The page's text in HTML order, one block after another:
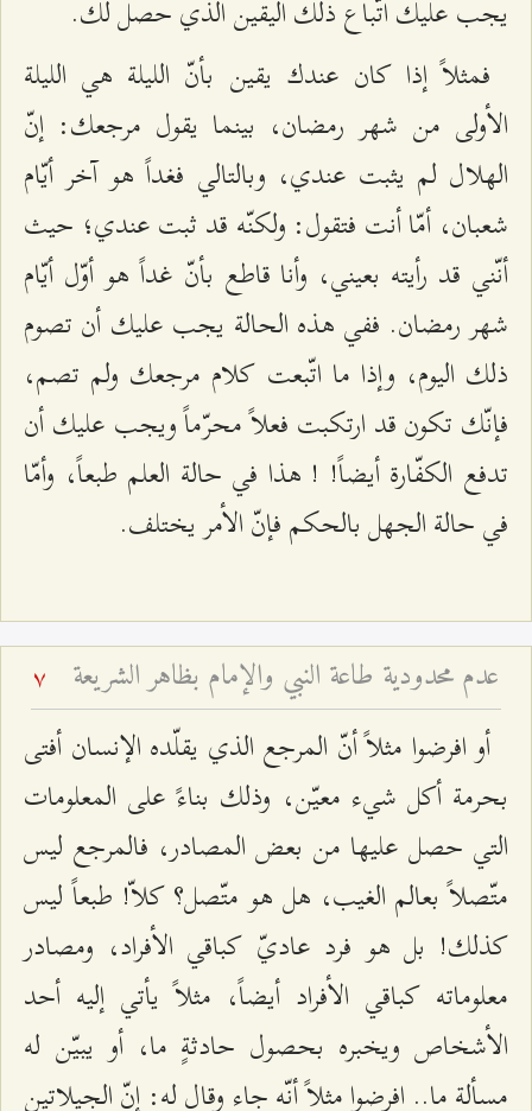
يجب عليك اتّباع ذلك اليقين الذي حصل لك.
فمثلاً إذا كان عندك يقين بأنّ الليلة هي الليلة
الأولى من شهر رمضان، بينما يقول مرجعك: إنّ
الهلال لم يثبت عندي، وبالتالي فغداً هو آخر أيّام
شعبان، أمّا أنت فتقول: ولكنّه قد ثبت عندي؛ حيث
أنّني قد رأيته بعيني، وأنا قاطع بأنّ غداً هو أوّل أيّام
شهر رمضان. ففي هذه الحالة يجب عليك أن تصوم
ذلك اليوم، وإذا ما اتّبعت كلام مرجعك ولم تصم،
فإنّك تكون قد ارتكبت فعلاً محرّماً ويجب عليك أن
تدفع الكفّارة أيضاً! ! هذا في حالة العلم طبعاً، وأمّا
في حالة الجهل بالحكم فإنّ الأمر يختلف.
عدم محدودية طاعة النبي والإمام بظاهر الشريعة 7
أو افرضوا مثلاً أنّ المرجع الذي يقلّده الإنسان أفتى
بحرمة أكل شيء معيّن، وذلك بناءً على المعلومات
التي حصل عليها من بعض المصادر، فالمرجع ليس
متّصلاً بعالم الغيب، هل هو متّصل؟ كلاّ! طبعاً ليس
كذلك! بل هو فرد عاديّ كباقي الأفراد، ومصادر
معلوماته كباقي الأفراد أيضاً، مثلاً يأتي إليه أحد
الأشخاص ويخبره بحصول حادثةٍ ما، أو يبيّن له
مسألة ما.. افرضوا مثلاً أنّه جاء وقال له: إنّ الجيلاتين